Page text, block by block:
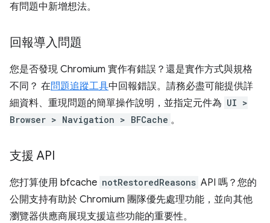
有問題中新增想法。
回報導入問題
您是否發現 Chromium 實作有錯誤？還是實作方式與規格
不同？ 在問題追蹤工具中回報錯誤。請務必盡可能提供詳
細資料、重現問題的簡單操作說明，並指定元件為 UI >
Browser > Navigation > BFCache 。
支援 API
您打算使用 bfcache notRestoredReasons API 嗎？您的
公開支持有助於 Chromium 團隊優先處理功能，並向其他
瀏覽器供應商展現支援這些功能的重要性。